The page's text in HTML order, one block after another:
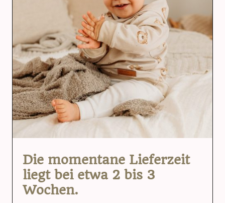
Die momentane Lieferzeit
liegt bei etwa 2 bis 3
Wochen.